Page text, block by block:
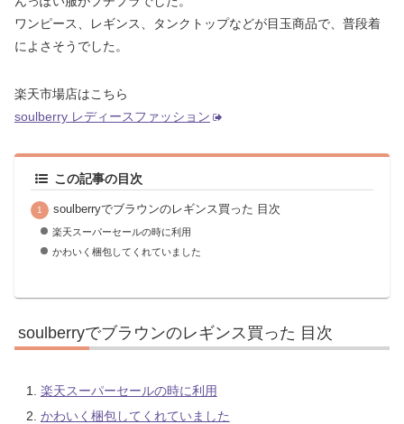
ワンピース、レギンス、タンクトップなどが目玉商品で、普段着
によさそうでした。
楽天市場店はこちら
soulberry レディースファッション
この記事の目次
soulberryでブラウンのレギンス買った 目次
楽天スーパーセールの時に利用
かわいく梱包してくれていました
soulberryでブラウンのレギンス買った 目次
楽天スーパーセールの時に利用
かわいく梱包してくれていました